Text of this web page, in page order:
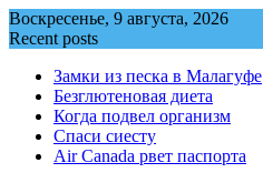
Перейти
к
Воскресенье, 9 августа, 2026
Recent posts
Замки из песка в Малагуфе
Безглютеновая диета
Когда подвел организм
Спаси сиесту
Air Canada рвет паспорта